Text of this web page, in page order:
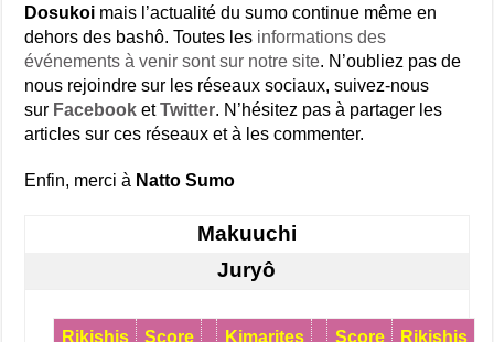
Dosukoi mais l’actualité du sumo continue même en
dehors des bashô. Toutes les informations des
événements à venir sont sur notre site. N’oubliez pas de
nous rejoindre sur les réseaux sociaux, suivez-nous
sur Facebook etTwitter. N’hésitez pas à partager les
articles sur ces réseaux et à les commenter.
Enfin, merci à Natto Sumo
Makuuchi
Juryô
Rikishis Score Kimarites Score Rikishis